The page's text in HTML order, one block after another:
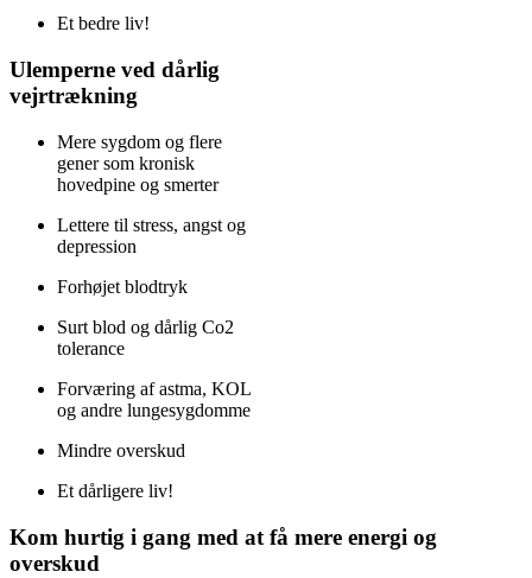
Et bedre liv!
Ulemperne ved dårlig
vejrtrækning
Mere sygdom og flere
gener som kronisk
hovedpine og smerter
Lettere til stress, angst og
depression
Forhøjet blodtryk
Surt blod og dårlig Co2
tolerance
Forværing af astma, KOL
og andre lungesygdomme
Mindre overskud
Et dårligere liv!
Kom hurtig i gang med at få mere energi og
overskud